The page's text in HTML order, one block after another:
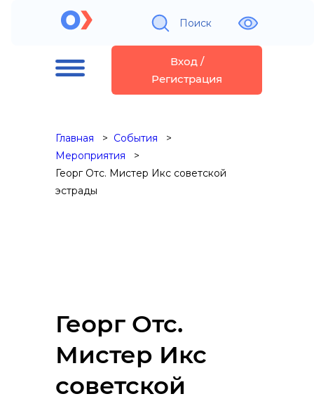
Поиск
Вход /
Регистрация
Главная
События
Мероприятия
Георг Отс. Мистер Икс советской
эстрады
Георг Отс.
Мистер Икс
советской